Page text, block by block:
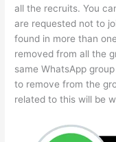
all the recruits. You
are requested not to
found in more than
removed from all the
same WhatsApp
to remove from the
related to this will be